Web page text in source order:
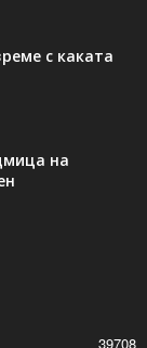
с каката
на
39708